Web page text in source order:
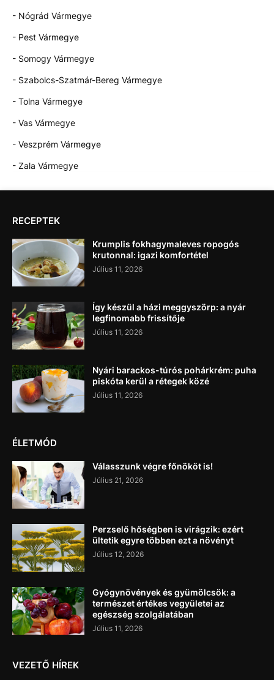
- Nógrád Vármegye
- Pest Vármegye
- Somogy Vármegye
- Szabolcs-Szatmár-Bereg Vármegye
- Tolna Vármegye
- Vas Vármegye
- Veszprém Vármegye
- Zala Vármegye
RECEPTEK
Krumplis fokhagymaleves ropogós
krutonnal: igazi komfortétel
Július 11, 2026
Így készül a házi meggyszörp: a nyár
legfinomabb frissítője
Július 11, 2026
Nyári barackos-túrós pohárkrém: puha
piskóta kerül a rétegek közé
Július 11, 2026
ÉLETMÓD
Válasszunk végre főnököt is!
Július 21, 2026
Perzselő hőségben is virágzik: ezért
ültetik egyre többen ezt a növényt
Július 12, 2026
Gyógynövények és gyümölcsök: a
természet értékes vegyületei az
egészség szolgálatában
Július 11, 2026
VEZETŐ HÍREK